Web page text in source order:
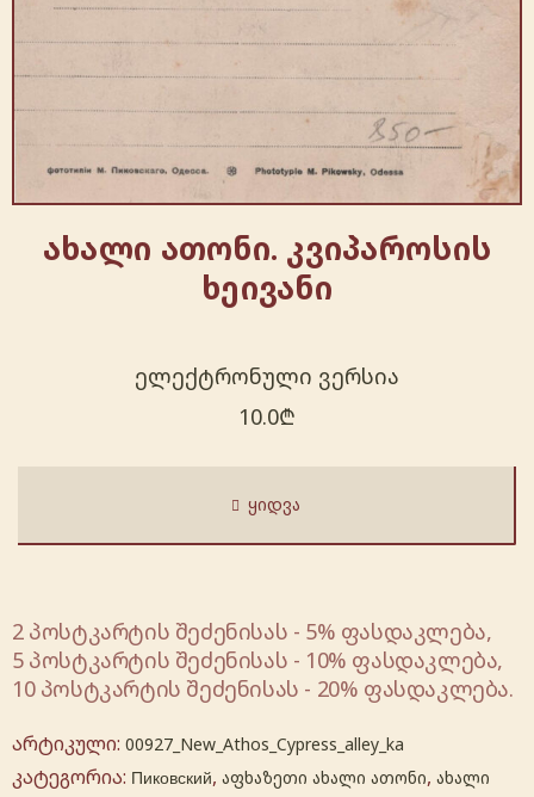
ახალი ათონი. კვიპაროსის
ხეივანი
ელექტრონული ვერსია
10.0₾
ᲧᲘᲓᲕᲐ
2 პოსტკარტის შეძენისას - 5% ფასდაკლება,
5 პოსტკარტის შეძენისას - 10% ფასდაკლება,
10 პოსტკარტის შეძენისას - 20% ფასდაკლება.
არტიკული: 00927_New_Athos_Cypress_alley_ka
კატეგორია: Пиковский, აფხაზეთი ახალი ათონი, ახალი